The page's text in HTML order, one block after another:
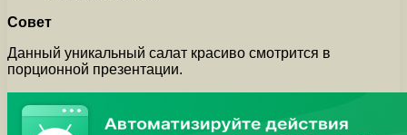
Совет
Данный уникальный салат красиво смотрится в
порционной презентации.